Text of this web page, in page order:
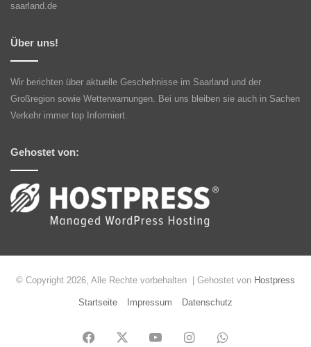
saarland.de
Über uns!
Wir berichten über aktuelle Geschehnisse im Saarland und der
Großregion sowie Wetterwarnungen. Bei uns bleiben sie auch in Sachen
Verkehr immer top Informiert.
Gehostet von:
© Copyright 2026, Alle Rechte vorbehalten | Gehostet von Hostpress
Startseite Impressum Datenschutz
Facebook YouTubeInstagramWhatsApp